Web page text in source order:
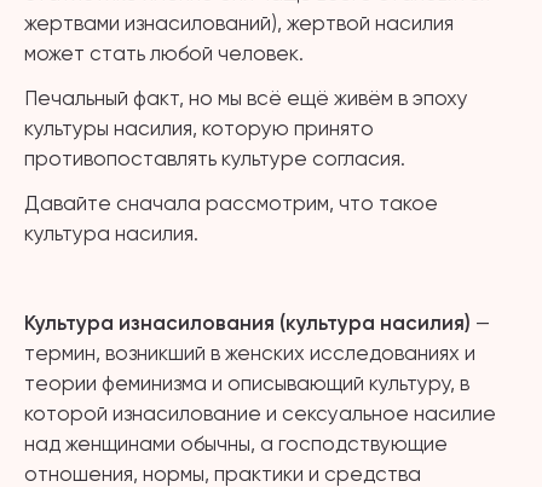
жертвами изнасилований), жертвой насилия
может стать любой человек.
Печальный факт, но мы всё ещё живём в эпоху
культуры насилия, которую принято
противопоставлять культуре согласия.
Давайте сначала рассмотрим, что такое
культура насилия.
Культура изнасилования (культура насилия) —
термин, возникший в женских исследованиях и
теории феминизма и описывающий культуру, в
которой изнасилование и сексуальное насилие
над женщинами обычны, а господствующие
отношения, нормы, практики и средства